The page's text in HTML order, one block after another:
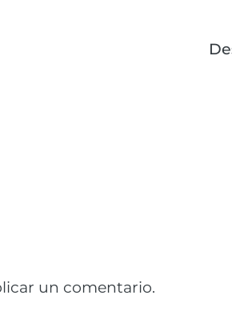
un comentario.